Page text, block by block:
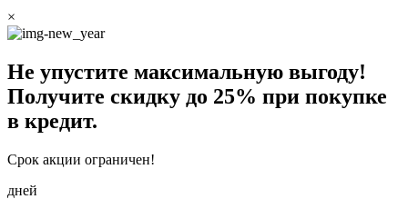
×
Не упустите максимальную выгоду!
Получите скидку до 25% при покупке
в кредит.
Срок акции ограничен!
дней